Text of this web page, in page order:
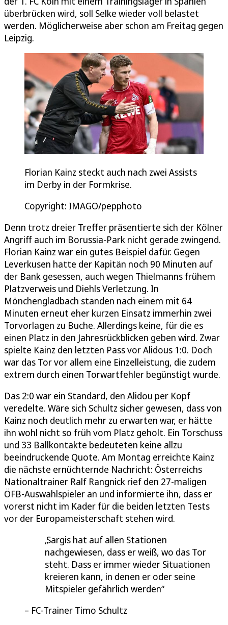
überbrücken wird, soll Selke wieder voll belastet
werden. Möglicherweise aber schon am Freitag gegen
Leipzig.
Florian Kainz steckt auch nach zwei Assists
im Derby in der Formkrise.
Copyright: IMAGO/pepphoto
Denn trotz dreier Treffer präsentierte sich der Kölner
Angriff auch im Borussia-Park nicht gerade zwingend.
Florian Kainz war ein gutes Beispiel dafür. Gegen
Leverkusen hatte der Kapitän noch 90 Minuten auf
der Bank gesessen, auch wegen Thielmanns frühem
Platzverweis und Diehls Verletzung. In
Mönchengladbach standen nach einem mit 64
Minuten erneut eher kurzen Einsatz immerhin zwei
Torvorlagen zu Buche. Allerdings keine, für die es
einen Platz in den Jahresrückblicken geben wird. Zwar
spielte Kainz den letzten Pass vor Alidous 1:0. Doch
war das Tor vor allem eine Einzelleistung, die zudem
extrem durch einen Torwartfehler begünstigt wurde.
Das 2:0 war ein Standard, den Alidou per Kopf
veredelte. Wäre sich Schultz sicher gewesen, dass von
Kainz noch deutlich mehr zu erwarten war, er hätte
ihn wohl nicht so früh vom Platz geholt. Ein Torschuss
und 33 Ballkontakte bedeuteten keine allzu
beeindruckende Quote. Am Montag erreichte Kainz
die nächste ernüchternde Nachricht: Österreichs
Nationaltrainer Ralf Rangnick rief den 27-maligen
ÖFB-Auswahlspieler an und informierte ihn, dass er
vorerst nicht im Kader für die beiden letzten Tests
vor der Europameisterschaft stehen wird.
Sargis hat auf allen Stationen
nachgewiesen, dass er weiß, wo das Tor
steht. Dass er immer wieder Situationen
kreieren kann, in denen er oder seine
Mitspieler gefährlich werden
FC-Trainer Timo Schultz